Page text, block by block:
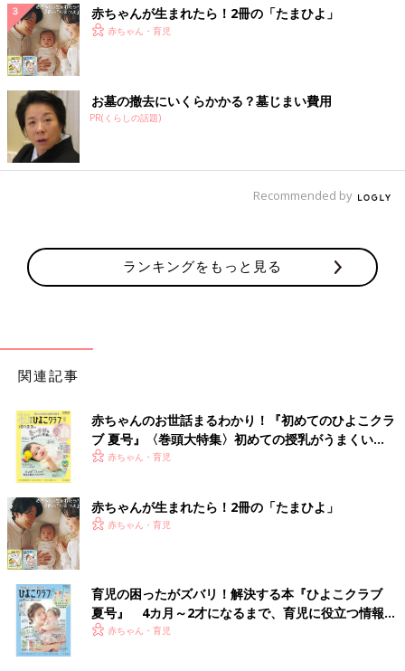
赤ちゃんが生まれたら！2冊の「たまひよ」
赤ちゃん・育児
お墓の撤去にいくらかかる？墓じまい費用
PR(くらしの話題)
Recommended by
ランキングをもっと見る
関連記事
赤ちゃんのお世話まるわかり！『初めてのひよこクラ
ブ 夏号』〈巻頭大特集〉初めての授乳がうまくい
く！ おっぱい・ミルクの基本と夏のトラブル 解決テ
赤ちゃん・育児
赤ちゃんが生まれたら！2冊の「たまひよ」
赤ちゃん・育児
育児の困ったがズバリ！解決する本『ひよこクラブ
夏号』 4カ月～2才になるまで、育児に役立つ情報が
いっぱい！
赤ちゃん・育児